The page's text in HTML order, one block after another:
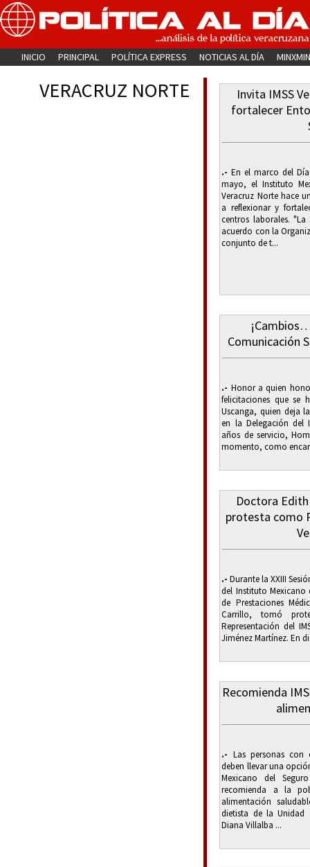
INICIO PRINCIPAL POLÍTICA EXPRESS NOTICIAS AL DÍA
VERACRUZ NORTE
Invita IMSS
fortalecer
.- En el marco del
mayo, el Instituto
Veracruz Norte hace
a reflexionar y
centros laborales.
acuerdo con la
conjunto de t...
Comunicación
.- Honor a quien
felicitaciones que se
Uscanga, quien deja
en la Delegación del
años de servicio,
momento, como
Doctora
protesta como
.- Durante la XXIII
del Instituto Mexicano
de Prestaciones
Carrillo, tomó
Representación del
Jiménez Martínez. En
Recomienda
.- Las personas con
deben llevar una
Mexicano del
recomienda a la
alimentación
dietista de la Unidad
Diana Villalba ...